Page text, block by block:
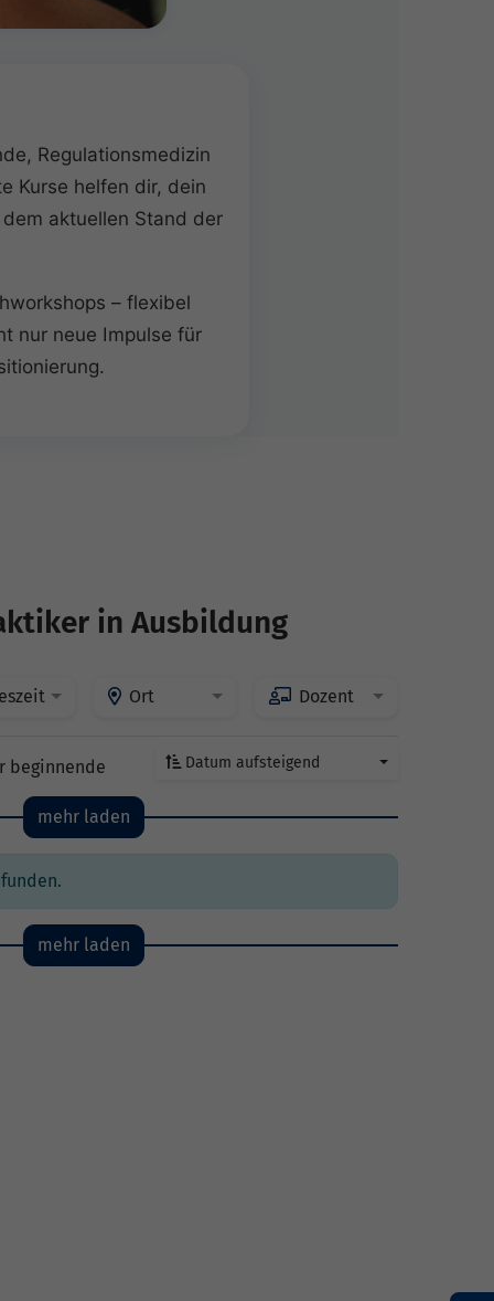
Regulationsmedizin
Kurse helfen dir, dein
aktuellen Stand der
– flexibel
nur neue Impulse für
in Ausbildung
Ort Dozent
beginnende Datum aufsteigend
mehr laden
mehr laden